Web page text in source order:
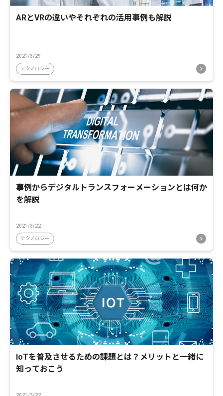
ARとVRの違いやそれぞれの活用事例も解説
2021/3/29
テクノロジー
事例からデジタルトランスフォーメーションとは何か
を解説
2021/3/22
テクノロジー
IoTを普及させるための課題とは？メリットと一緒に
知っておこう